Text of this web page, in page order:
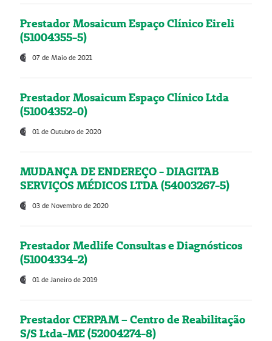
Prestador Mosaicum Espaço Clínico Eireli
(51004355-5)
07 de Maio de 2021
Prestador Mosaicum Espaço Clínico Ltda
(51004352-0)
01 de Outubro de 2020
MUDANÇA DE ENDEREÇO - DIAGITAB
SERVIÇOS MÉDICOS LTDA (54003267-5)
03 de Novembro de 2020
Prestador Medlife Consultas e Diagnósticos
(51004334-2)
01 de Janeiro de 2019
Prestador CERPAM – Centro de Reabilitação
S/S Ltda-ME (52004274-8)